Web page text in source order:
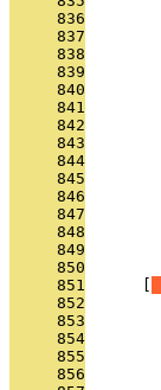
     836
     837
     838
     839
     840
     841
     842
     843
     844
     845
     846
     847
     848
     849
     850
     851
     852
     853
     854
     855
     856